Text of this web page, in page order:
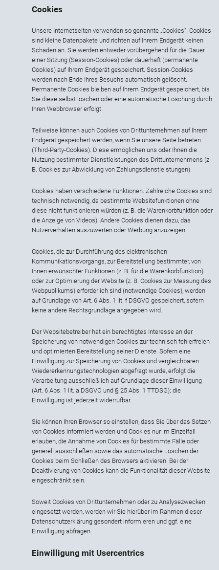
Cookies
Unsere Internetseiten verwenden so genannte „Cookies“. Cookies
sind kleine Datenpakete und richten auf Ihrem Endgerät keinen
Schaden an. Sie werden entweder vorübergehend für die Dauer
einer Sitzung (Session-Cookies) oder dauerhaft (permanente
Cookies) auf Ihrem Endgerät gespeichert. Session-Cookies
werden nach Ende Ihres Besuchs automatisch gelöscht.
Permanente Cookies bleiben auf Ihrem Endgerät gespeichert, bis
Sie diese selbst löschen oder eine automatische Löschung durch
Ihren Webbrowser erfolgt.
Teilweise können auch Cookies von Drittunternehmen auf Ihrem
Endgerät gespeichert werden, wenn Sie unsere Seite betreten
(Third-Party-Cookies). Diese ermöglichen uns oder Ihnen die
Nutzung bestimmter Dienstleistungen des Drittunternehmens (z.
B. Cookies zur Abwicklung von Zahlungsdienstleistungen).
Cookies haben verschiedene Funktionen. Zahlreiche Cookies sind
technisch notwendig, da bestimmte Websitefunktionen ohne
diese nicht funktionieren würden (z. B. die Warenkorbfunktion oder
die Anzeige von Videos). Andere Cookies dienen dazu, das
Nutzerverhalten auszuwerten oder Werbung anzuzeigen.
Cookies, die zur Durchführung des elektronischen
Kommunikationsvorgangs, zur Bereitstellung bestimmter, von
Ihnen erwünschter Funktionen (z. B. für die Warenkorbfunktion)
oder zur Optimierung der Website (z. B. Cookies zur Messung des
Webpublikums) erforderlich sind (notwendige Cookies), werden
auf Grundlage von Art. 6 Abs. 1 lit. f DSGVO gespeichert, sofern
keine andere Rechtsgrundlage angegeben wird.
Der Websitebetreiber hat ein berechtigtes Interesse an der
Speicherung von notwendigen Cookies zur technisch fehlerfreien
und optimierten Bereitstellung seiner Dienste. Sofern eine
Einwilligung zur Speicherung von Cookies und vergleichbaren
Wiedererkennungstechnologien abgefragt wurde, erfolgt die
Verarbeitung ausschließlich auf Grundlage dieser Einwilligung
(Art. 6 Abs. 1 lit. a DSGVO und § 25 Abs. 1 TTDSG); die
Einwilligung ist jederzeit widerrufbar.
Sie können Ihren Browser so einstellen, dass Sie über das Setzen
von Cookies informiert werden und Cookies nur im Einzelfall
erlauben, die Annahme von Cookies für bestimmte Fälle oder
generell ausschließen sowie das automatische Löschen der
Cookies beim Schließen des Browsers aktivieren. Bei der
Deaktivierung von Cookies kann die Funktionalität dieser Website
eingeschränkt sein.
Soweit Cookies von Drittunternehmen oder zu Analysezwecken
eingesetzt werden, werden wir Sie hierüber im Rahmen dieser
Datenschutzerklärung gesondert informieren und ggf. eine
Einwilligung abfragen.
Einwilligung mit Usercentrics